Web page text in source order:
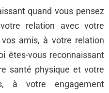
quand vous pensez
relation avec votre
amis, à votre relation
êtes-vous reconnaissant
santé physique et votre
à votre engagement